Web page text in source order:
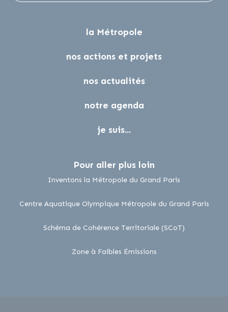
la Métropole
nos actions et projets
nos actualités
notre agenda
je suis...
Pour aller plus loin
Inventons la Métropole du Grand Paris
Centre Aquatique Olympique Métropole du Grand Parislien
Schéma de Cohérence Territoriale (SCoT)
Zone à Faibles Émissionslien externe